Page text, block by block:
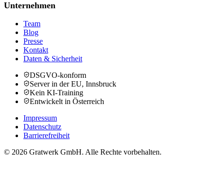
Unternehmen
Team
Blog
Presse
Kontakt
Daten & Sicherheit
DSGVO-konform
Server in der EU, Innsbruck
Kein KI-Training
Entwickelt in Österreich
Impressum
Datenschutz
Barrierefreiheit
© 2026 Gratwerk GmbH. Alle Rechte vorbehalten.